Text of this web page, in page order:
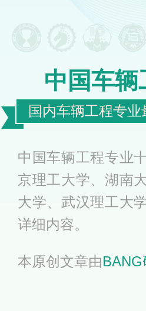
中国车
国内车辆工程专
中国车辆工程专业
京理工大学、湖南
大学、武汉理工大
详细内容。
本原创文章由